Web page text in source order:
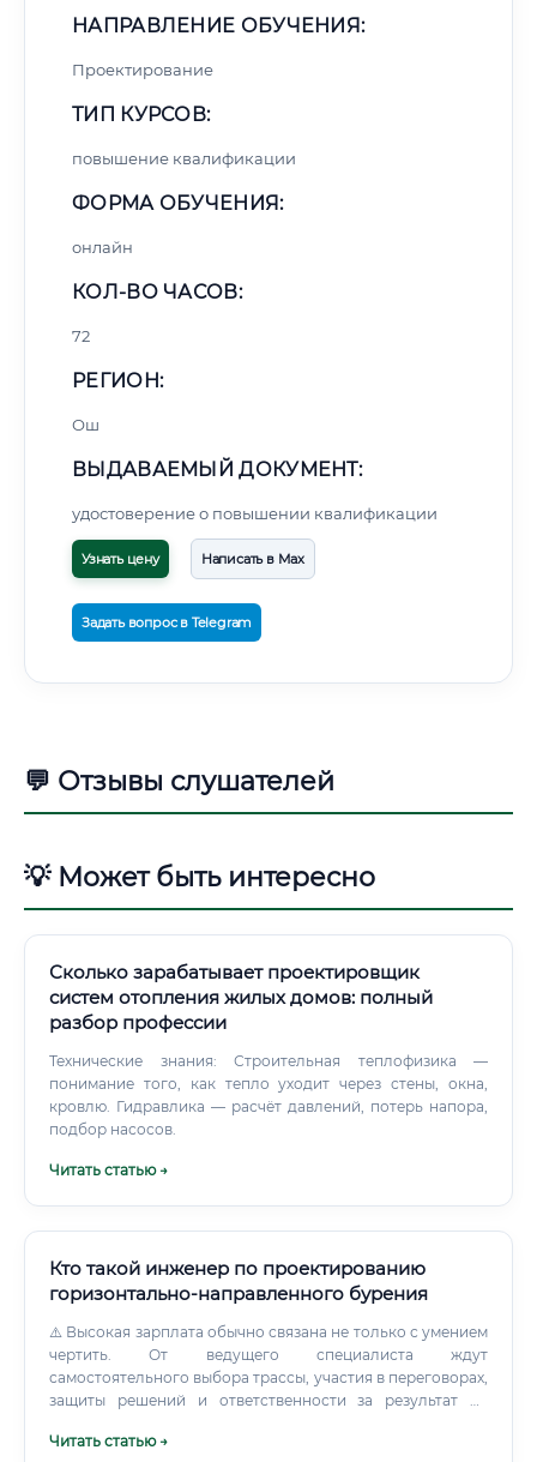
НАПРАВЛЕНИЕ ОБУЧЕНИЯ:
Проектирование
ТИП КУРСОВ:
повышение квалификации
ФОРМА ОБУЧЕНИЯ:
онлайн
КОЛ-ВО ЧАСОВ:
72
РЕГИОН:
Ош
ВЫДАВАЕМЫЙ ДОКУМЕНТ:
удостоверение о повышении квалификации
Узнать цену Написать в Max
Задать вопрос в Telegram
💬 Отзывы слушателей
💡 Может быть интересно
Сколько зарабатывает проектировщик
систем отопления жилых домов: полный
разбор профессии
Технические знания: Строительная теплофизика —
понимание того, как тепло уходит через стены, окна,
кровлю. Гидравлика — расчёт давлений, потерь напора,
подбор насосов.
Читать статью →
Кто такой инженер по проектированию
горизонтально-направленного бурения
⚠️ Высокая зарплата обычно связана не только с умением
чертить. От ведущего специалиста ждут
самостоятельного выбора трассы, участия в переговорах,
защиты решений и ответственности за результат на
Читать статью →